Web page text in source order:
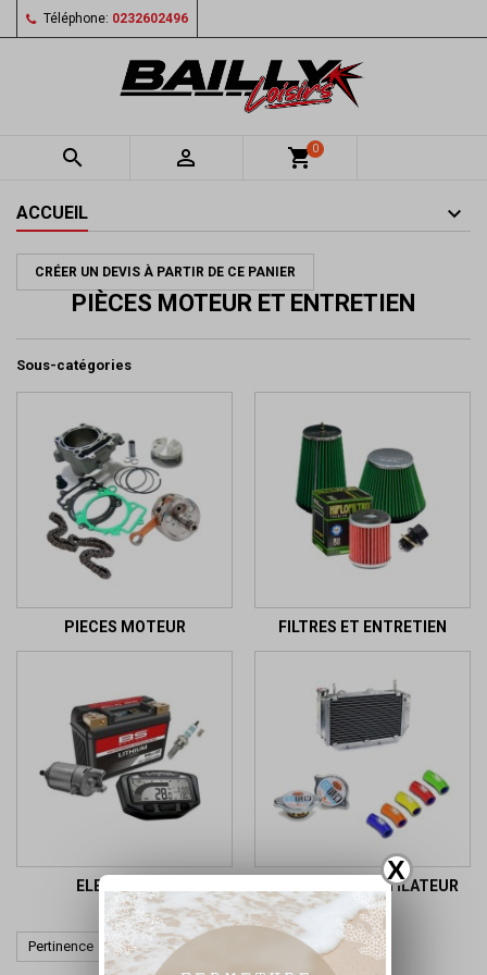
X
Téléphone: 0232602496
  shopping_cart0
ACCUEIL
CRÉER UN DEVIS À PARTIR DE CE PANIER
PIÈCES MOTEUR ET ENTRETIEN
Sous-catégories
PIECES MOTEUR FILTRES ET ENTRETIEN
ELECTRICITE RADIATEUR-VENTILATEUR
Pertinence